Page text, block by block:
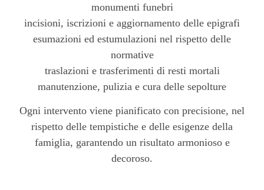
monumenti funebri
incisioni, iscrizioni e aggiornamento delle epigrafi
esumazioni ed estumulazioni nel rispetto delle
normative
traslazioni e trasferimenti di resti mortali
manutenzione, pulizia e cura delle sepolture
Ogni intervento viene pianificato con precisione, nel
rispetto delle tempistiche e delle esigenze della
famiglia, garantendo un risultato armonioso e
decoroso.